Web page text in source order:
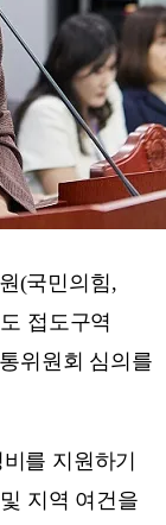
(국민의힘,
접도구역
위원회 심의를
를 지원하기
지역 여건을